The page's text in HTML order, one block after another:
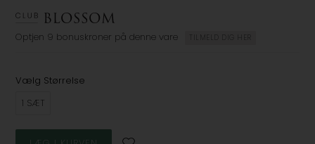
Optjen 9 bonuskroner på denne vare TILMELD DIG HER
Vælg Størrelse
1 SÆT